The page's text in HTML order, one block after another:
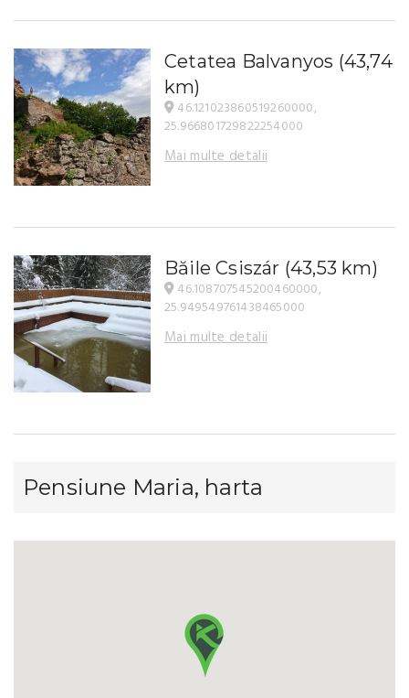
Cetatea Balvanyos (43,74
km)
46.121023860519260000,
25.966801729822254000
Mai multe detalii
Băile Csiszár (43,53 km)
46.108707545200460000,
25.949549761438465000
Mai multe detalii
Pensiune Maria, harta